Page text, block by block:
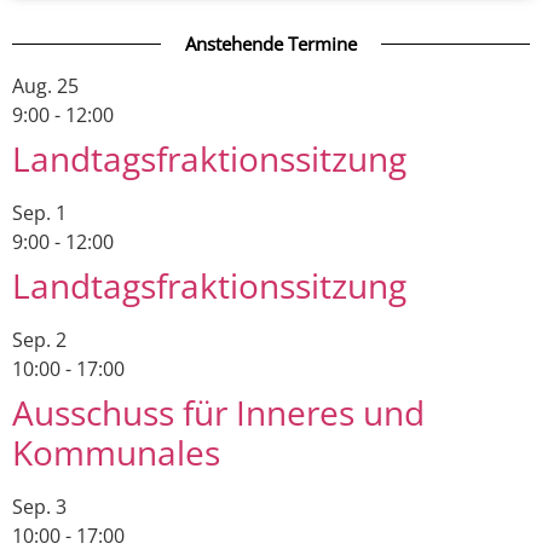
Anstehende Termine
Aug. 25
9:00- 12:00
Landtagsfraktionssitzung
Sep. 1
9:00- 12:00
Landtagsfraktionssitzung
Sep. 2
10:00- 17:00
Ausschuss für Inneres und
Kommunales
Sep. 3
10:00- 17:00